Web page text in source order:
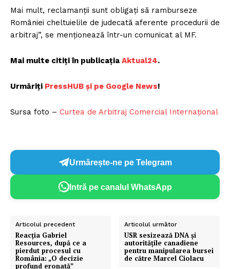
Mai mult, reclamanții sunt obligați să ramburseze
României cheltuielile de judecată aferente procedurii de
arbitraj”, se menționează într-un comunicat al MF.
Mai multe citiți în publicația Aktual24.
Urmăriți PressHUB și pe Google News!
Sursa foto – Curtea de Arbitraj Comercial Internațional
Urmărește-ne pe Telegram
Intră pe canalul WhatsApp
Articolul precedent
Reacția Gabriel
Resources, după ce a
pierdut procesul cu
România: „O decizie
profund eronată”
Articolul următor
USR sesizează DNA și
autoritățile canadiene
pentru manipularea bursei
de către Marcel Ciolacu